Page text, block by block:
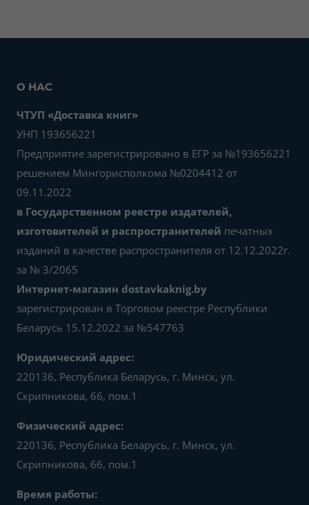
О НАС
ЧТУП «Доставка книг»
УНП 193656221
Предприятие зарегистрировано в ЕГР за №193656221
решением Мингорисполкома №0204412 от
09.11.2022
в Государственном реестре издателей,
изготовителей и распространителей печатных
изданий в качестве распространителя от 12.12.2022г.
за № 3/2065
Интернет-магазин dostavkaknig.by
зарегистрирован в Торговом реестре Республики
Беларусь 15.12.2022 за №547763
Юридический адрес:
220136, Республика Беларусь, г. Минск, ул.
Скрипникова, 66, пом.1
Физический адрес:
220136, Республика Беларусь, г. Минск, ул.
Скрипникова, 66, пом.1
Время работы: